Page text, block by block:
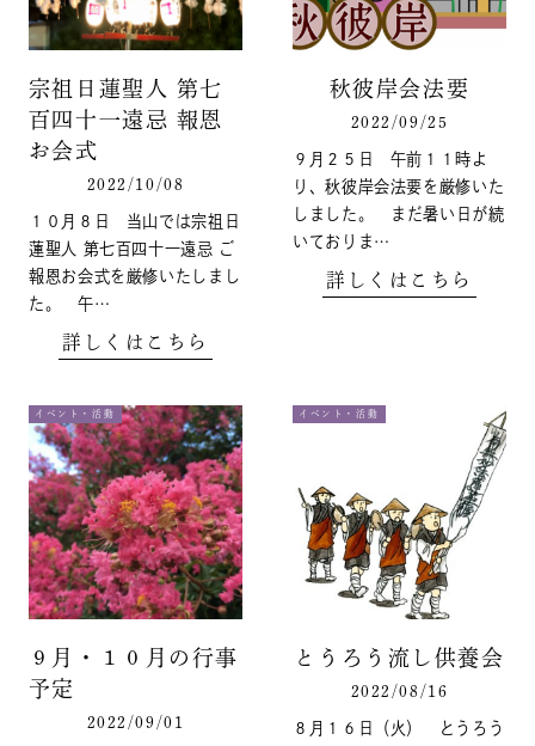
宗祖日蓮聖人 第七
百四十一遠忌 報恩
お会式
2022/10/08
１０月８日 当山では宗祖日
蓮聖人 第七百四十一遠忌 ご
報恩お会式を厳修いたしまし
た。 午…
詳しくはこちら
秋彼岸会法要
2022/09/25
９月２５日 午前１１時よ
り、秋彼岸会法要を厳修いた
しました。 まだ暑い日が続
いておりま…
詳しくはこちら
イベント・活動
９月・１０月の行事
予定
2022/09/01
イベント・活動
とうろう流し供養会
2022/08/16
８月１６日（火） とうろう